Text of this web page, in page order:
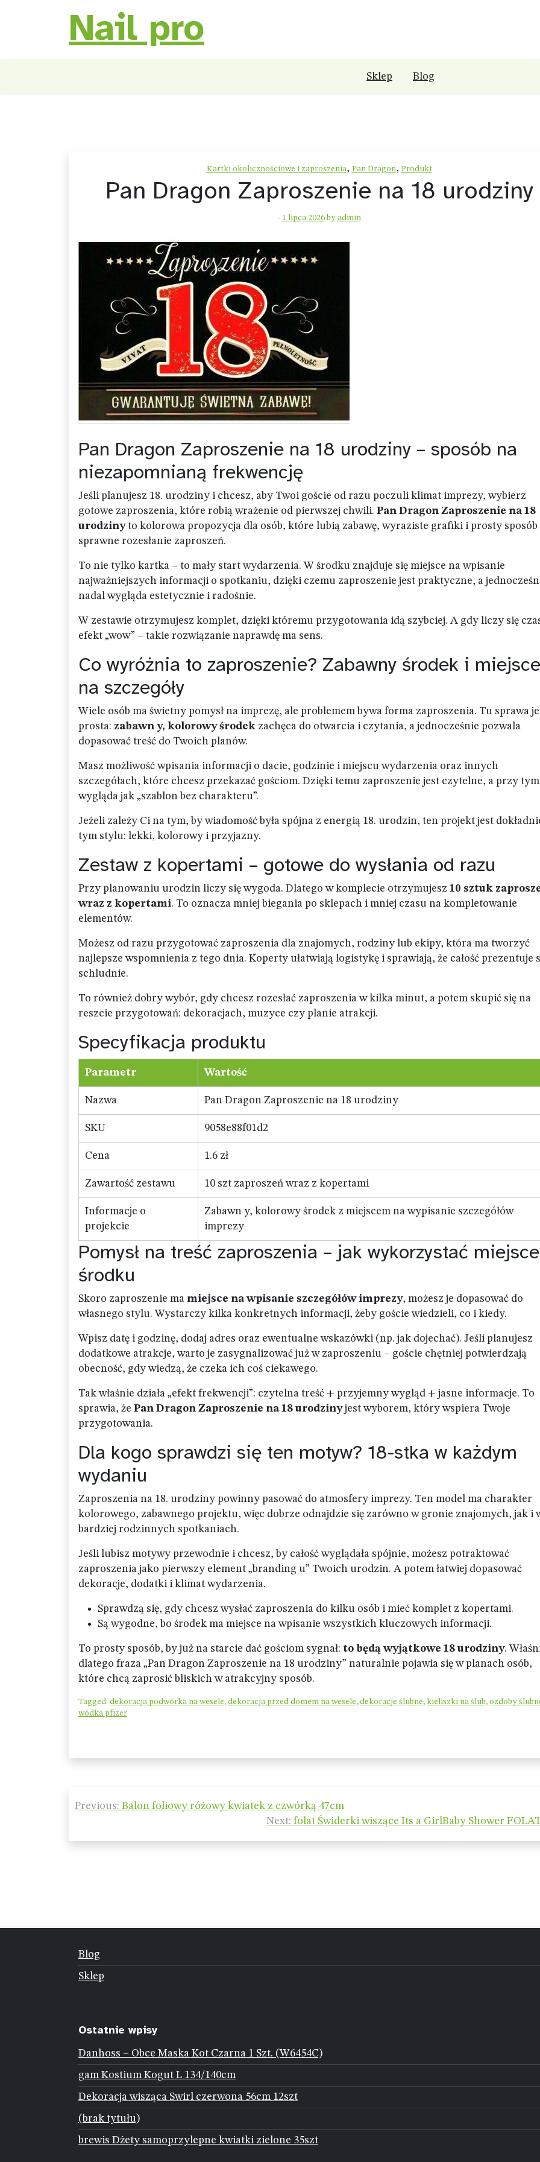
Nail pro
Sklep Blog
Kartki okolicznościowe i zaproszenia, Pan Dragon, Produkt
Pan Dragon Zaproszenie na 18 urodziny
- 1 lipca 2026by admin
Pan Dragon Zaproszenie na 18 urodziny – sposób na
niezapomnianą frekwencję
Jeśli planujesz 18. urodziny i chcesz, aby Twoi goście od razu poczuli klimat imprezy, wybierz
gotowe zaproszenia, które robią wrażenie od pierwszej chwili. Pan Dragon Zaproszenie na 18
urodzinyto kolorowa propozycja dla osób, które lubią zabawę, wyraziste grafiki i prosty sposób
sprawne rozesłanie zaproszeń.
To nie tylko kartka – to mały start wydarzenia. W środku znajduje się miejsce na wpisanie
najważniejszych informacji o spotkaniu, dzięki czemu zaproszenie jest praktyczne, a
nadal wygląda estetycznie i radośnie.
W zestawie otrzymujesz komplet, dzięki któremu przygotowania idą szybciej. A gdy liczy się
efekt „wow” – takie rozwiązanie naprawdę ma sens.
Co wyróżnia to zaproszenie? Zabawny środek i miejsce
na szczegóły
Wiele osób ma świetny pomysł na imprezę, ale problemem bywa forma zaproszenia. Tu sprawa
prosta: zabawn y, kolorowy środek zachęca do otwarcia i czytania, a jednocześnie pozwala
dopasować treść do Twoich planów.
Masz możliwość wpisania informacji o dacie, godzinie i miejscu wydarzenia oraz innych
szczegółach, które chcesz przekazać gościom. Dzięki temu zaproszenie jest czytelne, a przy
wygląda jak „szablon bez charakteru”.
Jeżeli zależy Ci na tym, by wiadomość była spójna z energią 18. urodzin, ten projekt jest
tym stylu: lekki, kolorowy i przyjazny.
Zestaw z kopertami – gotowe do wysłania od razu
Przy planowaniu urodzin liczy się wygoda. Dlatego w komplecie otrzymujesz 10 sztuk
wraz z kopertami. To oznacza mniej biegania po sklepach i mniej czasu na kompletowanie
elementów.
Możesz od razu przygotować zaproszenia dla znajomych, rodziny lub ekipy, która ma tworzyć
najlepsze wspomnienia z tego dnia. Koperty ułatwiają logistykę i sprawiają, że całość prezentuje
schludnie.
To również dobry wybór, gdy chcesz rozesłać zaproszenia w kilka minut, a potem skupić się na
reszcie przygotowań: dekoracjach, muzyce czy planie atrakcji.
Specyfikacja produktu
Parametr Wartość
Nazwa Pan Dragon Zaproszenie na 18 urodziny
SKU 9058e88f01d2
Cena 1.6 zł
Zawartość zestawu 10 szt zaproszeń wraz z kopertami
Informacje o
projekcie
Zabawn y, kolorowy środek z miejscem na wypisanie szczegółów
imprezy
Pomysł na treść zaproszenia – jak wykorzystać
środku
Skoro zaproszenie ma miejsce na wpisanie szczegółów imprezy, możesz je dopasować do
własnego stylu. Wystarczy kilka konkretnych informacji, żeby goście wiedzieli, co i kiedy.
Wpisz datę i godzinę, dodaj adres oraz ewentualne wskazówki (np. jak dojechać). Jeśli planujesz
dodatkowe atrakcje, warto je zasygnalizować już w zaproszeniu – goście chętniej potwierdzają
obecność, gdy wiedzą, że czeka ich coś ciekawego.
Tak właśnie działa „efekt frekwencji”: czytelna treść + przyjemny wygląd + jasne informacje. To
sprawia, że Pan Dragon Zaproszenie na 18 urodzinyjest wyborem, który wspiera Twoje
przygotowania.
Dla kogo sprawdzi się ten motyw? 18-stka w każdym
wydaniu
Zaproszenia na 18. urodziny powinny pasować do atmosfery imprezy. Ten model ma charakter
kolorowego, zabawnego projektu, więc dobrze odnajdzie się zarówno w gronie znajomych, jak i
bardziej rodzinnych spotkaniach.
Jeśli lubisz motywy przewodnie i chcesz, by całość wyglądała spójnie, możesz potraktować
zaproszenia jako pierwszy element „branding u” Twoich urodzin. A potem łatwiej dopasować
dekoracje, dodatki i klimat wydarzenia.
Sprawdzą się, gdy chcesz wysłać zaproszenia do kilku osób i mieć komplet z kopertami.
Są wygodne, bo środek ma miejsce na wpisanie wszystkich kluczowych informacji.
To prosty sposób, by już na starcie dać gościom sygnał: to będą wyjątkowe 18 urodziny.
dlatego fraza „Pan Dragon Zaproszenie na 18 urodziny” naturalnie pojawia się w planach osób,
które chcą zaprosić bliskich w atrakcyjny sposób.
Tagged: dekoracja podwórka na wesele, dekoracja przed domem na wesele, dekoracje ślubne, kieliszki na ślub, ozdoby
wódka pfizer
Nawigacja
Previous: Balon foliowy różowy kwiatek z czwórką 47cm
Next: folat Świderki wiszące Its a GirlBaby Shower
Blog
Sklep
Ostatnie wpisy
Danhoss – Obce Maska Kot Czarna 1 Szt. (W6454C)
gam Kostium Kogut L 134/140cm
Dekoracja wisząca Swirl czerwona 56cm 12szt
(brak tytułu)
brewis Dżety samoprzylepne kwiatki zielone 35szt